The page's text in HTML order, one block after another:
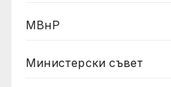
МВнР
Министерски съвет